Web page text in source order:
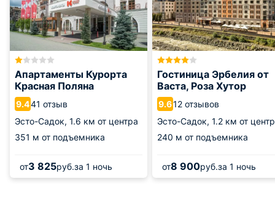
Апартаменты Курорта
Красная Поляна
9.441 отзыв
Эсто-Садок, 1.6 км от центра
351 м от подъемника
от3 825руб.за 1 ночь
Гостиница Эрбелия от
Васта, Роза Хутор
9.612 отзывов
Эсто-Садок, 1.2 км от
240 м от подъемника
от8 900руб.за 1 ночь